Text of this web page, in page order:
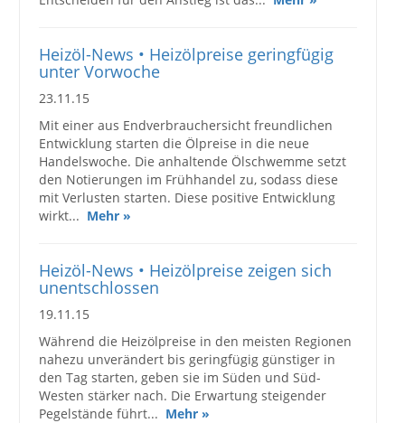
Heizöl-News • Heizölpreise geringfügig
unter Vorwoche
23.11.15
Mit einer aus Endverbrauchersicht freundlichen
Entwicklung starten die Ölpreise in die neue
Handelswoche. Die anhaltende Ölschwemme setzt
den Notierungen im Frühhandel zu, sodass diese
mit Verlusten starten. Diese positive Entwicklung
wirkt... Mehr »
Heizöl-News • Heizölpreise zeigen sich
unentschlossen
19.11.15
Während die Heizölpreise in den meisten Regionen
nahezu unverändert bis geringfügig günstiger in
den Tag starten, geben sie im Süden und Süd-
Westen stärker nach. Die Erwartung steigender
Pegelstände führt... Mehr »